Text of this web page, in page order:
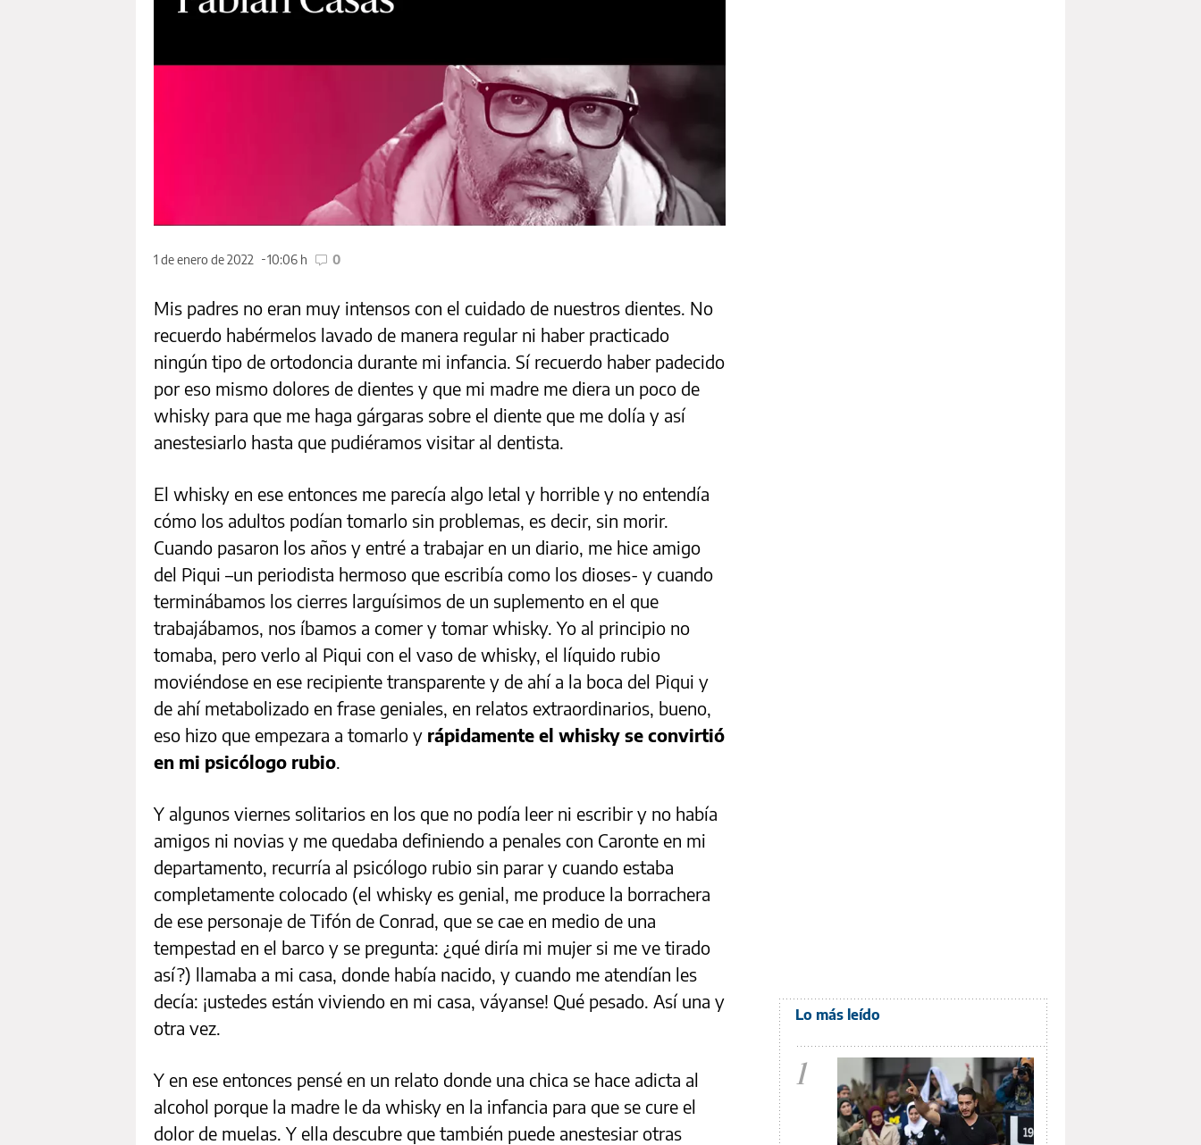
1 de enero de 2022 10:06 h 0
Mis padres no eran muy intensos con el cuidado de nuestros dientes. No
recuerdo habérmelos lavado de manera regular ni haber practicado
ningún tipo de ortodoncia durante mi infancia. Sí recuerdo haber padecido
por eso mismo dolores de dientes y que mi madre me diera un poco de
whisky para que me haga gárgaras sobre el diente que me dolía y así
anestesiarlo hasta que pudiéramos visitar al dentista.
El whisky en ese entonces me parecía algo letal y horrible y no entendía
cómo los adultos podían tomarlo sin problemas, es decir, sin morir.
Cuando pasaron los años y entré a trabajar en un diario, me hice amigo
del Piqui –un periodista hermoso que escribía como los dioses- y cuando
terminábamos los cierres larguísimos de un suplemento en el que
trabajábamos, nos íbamos a comer y tomar whisky. Yo al principio no
tomaba, pero verlo al Piqui con el vaso de whisky, el líquido rubio
moviéndose en ese recipiente transparente y de ahí a la boca del Piqui y
de ahí metabolizado en frase geniales, en relatos extraordinarios, bueno,
eso hizo que empezara a tomarlo y rápidamente el whisky se convirtió
en mi psicólogo rubio.
Y algunos viernes solitarios en los que no podía leer ni escribir y no había
amigos ni novias y me quedaba definiendo a penales con Caronte en mi
departamento, recurría al psicólogo rubio sin parar y cuando estaba
completamente colocado (el whisky es genial, me produce la borrachera
de ese personaje de Tifón de Conrad, que se cae en medio de una
tempestad en el barco y se pregunta: ¿qué diría mi mujer si me ve tirado
así?) llamaba a mi casa, donde había nacido, y cuando me atendían les
decía: ¡ustedes están viviendo en mi casa, váyanse! Qué pesado. Así una y
otra vez.
Y en ese entonces pensé en un relato donde una chica se hace adicta al
alcohol porque la madre le da whisky en la infancia para que se cure el
dolor de muelas. Y ella descubre que también puede anestesiar otras
Lo más leído
1